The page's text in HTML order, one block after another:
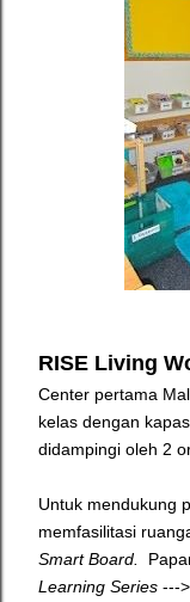
RISE Living
Center pertama
kelas dengan
didampingi oleh 2
Untuk mendukung
memfasilitasi
Smart Board.
Learning Series ---